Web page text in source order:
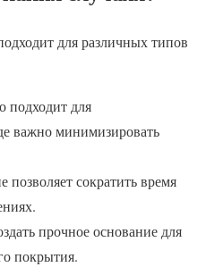
для различных типов
подходит для
важно минимизировать
сократить время
прочное основание для
покрытия.